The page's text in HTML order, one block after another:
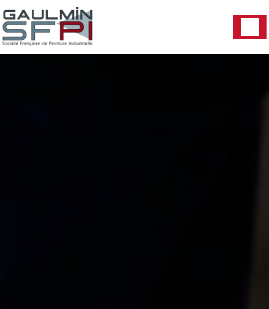
Panneau de gestion des cookies